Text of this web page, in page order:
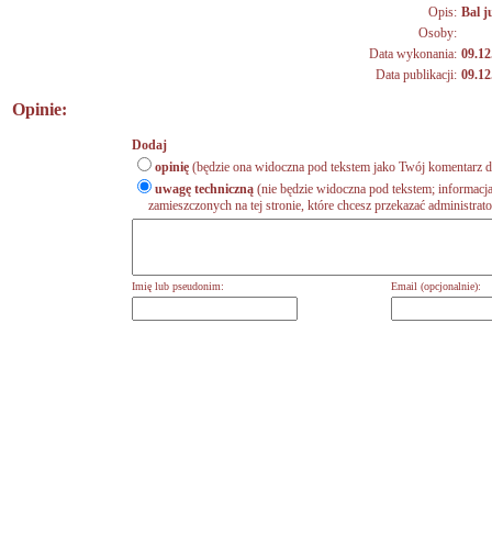
Opis: Bal
Osoby:
Data wykonania:
Data publikacji:
Opinie:
Dodaj
opinię (będzie ona widoczna pod tekstem jako Twój komentarz
uwagę techniczną (nie będzie widoczna pod tekstem;
zamieszczonych na tej stronie, które chcesz przekazać
Imię lub pseudonim: Email (opcjonalnie):